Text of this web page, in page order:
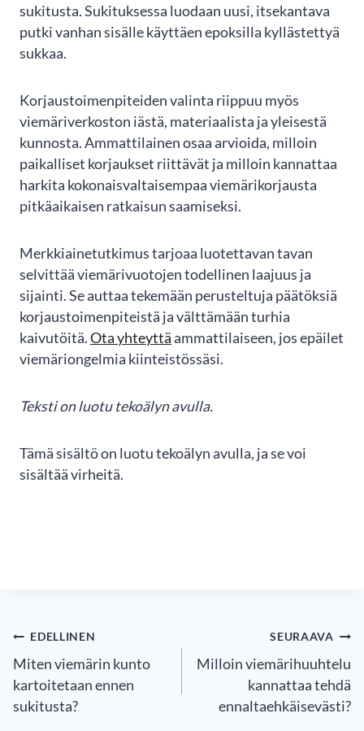
sukitusta. Sukituksessa luodaan uusi, itsekantava
putki vanhan sisälle käyttäen epoksilla kyllästettyä
sukkaa.
Korjaustoimenpiteiden valinta riippuu myös
viemäriverkoston iästä, materiaalista ja yleisestä
kunnosta. Ammattilainen osaa arvioida, milloin
paikalliset korjaukset riittävät ja milloin kannattaa
harkita kokonaisvaltaisempaa viemärikorjausta
pitkäaikaisen ratkaisun saamiseksi.
Merkkiainetutkimus tarjoaa luotettavan tavan
selvittää viemärivuotojen todellinen laajuus ja
sijainti. Se auttaa tekemään perusteltuja päätöksiä
korjaustoimenpiteistä ja välttämään turhia
kaivutöitä.Ota yhteyttäammattilaiseen, jos epäilet
viemäriongelmia kiinteistössäsi.
Teksti on luotu tekoälyn avulla.
Tämä sisältö on luotu tekoälyn avulla, ja se voi
sisältää virheitä.
ARTIKKELIEN
SELAUS
EDELLINEN
Miten viemärin kunto
kartoitetaan ennen
sukitusta?
SEURAAVA
Milloin viemärihuuhtelu
kannattaa tehdä
ennaltaehkäisevästi?